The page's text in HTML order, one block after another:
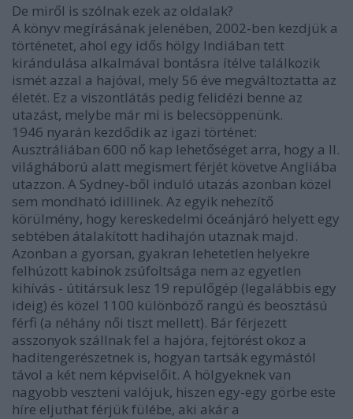
De miről is szólnak ezek az oldalak?
A könyv megírásának jelenében, 2002-ben kezdjük a
történetet, ahol egy idős hölgy Indiában tett
kirándulása alkalmával bontásra ítélve találkozik
ismét azzal a hajóval, mely 56 éve megváltoztatta az
életét. Ez a viszontlátás pedig felidézi benne az
utazást, melybe már mi is belecsöppenünk.
1946 nyarán kezdődik az igazi történet:
Ausztráliában 600 nő kap lehetőséget arra, hogy a II.
világháború alatt megismert férjét követve Angliába
utazzon. A Sydney-ből induló utazás azonban közel
sem mondható idillinek. Az egyik nehezítő
körülmény, hogy kereskedelmi óceánjáró helyett egy
sebtében átalakított hadihajón utaznak majd.
Azonban a gyorsan, gyakran lehetetlen helyekre
felhúzott kabinok zsúfoltsága nem az egyetlen
kihívás - útitársuk lesz 19 repülőgép (legalábbis egy
ideig) és közel 1100 különböző rangú és beosztású
férfi (a néhány női tiszt mellett). Bár férjezett
asszonyok szállnak fel a hajóra, fejtörést okoz a
haditengerészetnek is, hogyan tartsák egymástól
távol a két nem képviselőit. A hölgyeknek van
nagyobb veszteni valójuk, hiszen egy-egy görbe este
híre eljuthat férjük fülébe, aki akár a